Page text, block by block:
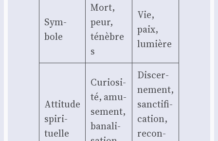
Sym­
bole
Mort,
peur,
ténèbre
s
Vie,
paix,
lumière
Atti­tude
spi­ri­
tuelle
Curio­si­
té, amu­
se­ment,
bana­li­
Dis­cer­
ne­ment,
sanc­ti­fi­
ca­tion,
recon­